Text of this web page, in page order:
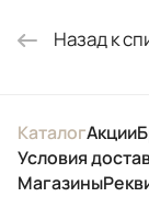
Назад к
КаталогАкции
Условия
Магазины